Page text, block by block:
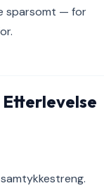
sparsomt — for